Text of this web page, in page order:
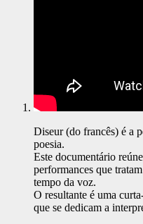
Diseur (do francês) é a
poesia.
Este documentário reúne
performances que
tempo da voz.
O resultante é uma
que se dedicam a